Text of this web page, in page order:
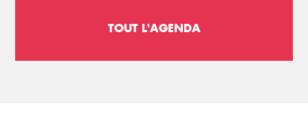
TOUT L'AGENDA